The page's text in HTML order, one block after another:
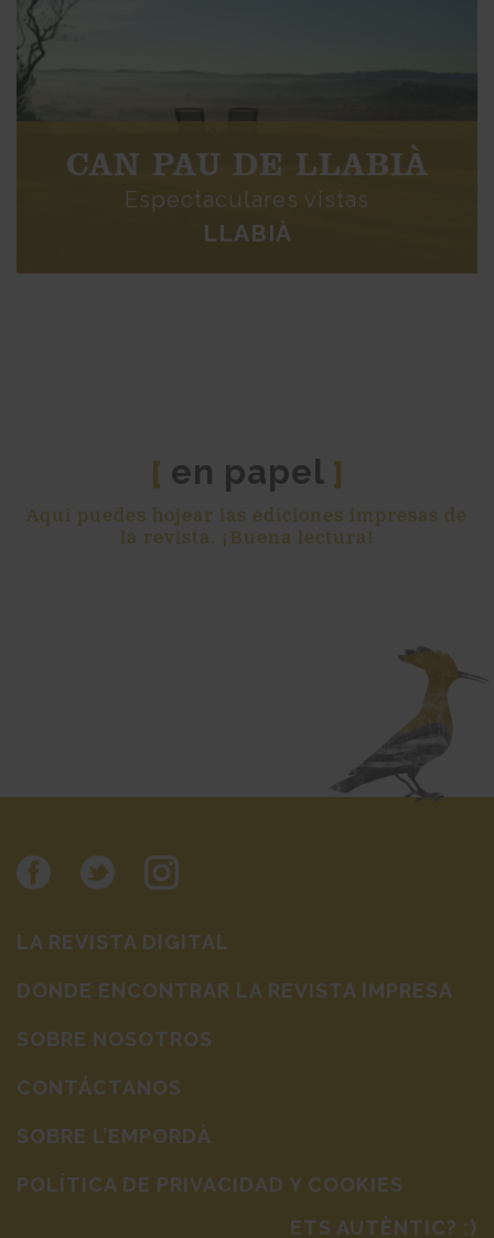
CAN PAU DE LLABIÀ
Espectaculares vistas
LLABIÀ
[ en papel ]
Aquí puedes hojear las ediciones impresas de
la revista. ¡Buena lectura!
LA REVISTA DIGITAL
DONDE ENCONTRAR LA REVISTA IMPRESA
SOBRE NOSOTROS
CONTÁCTANOS
SOBRE L’EMPORDÀ
POLÍTICA DE PRIVACIDAD Y COOKIES
ETS AUTÈNTIC? :)